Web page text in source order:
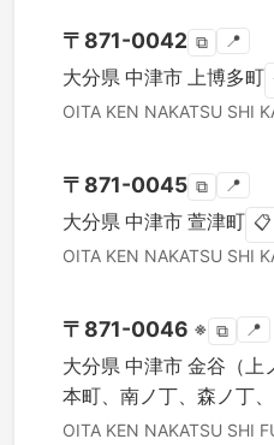
〒 871-0042 ⧉ 📍
大分県 中津市 上博多町
OITA KEN NAKATSU SHI
〒 871-0045 ⧉ 📍
大分県 中津市 萱津町 📋
OITA KEN NAKATSU SHI
〒 871-0046 ※ ⧉ 📍
大分県 中津市 金谷（上
本町、南ノ丁、森ノ丁、
OITA KEN NAKATSU SHI